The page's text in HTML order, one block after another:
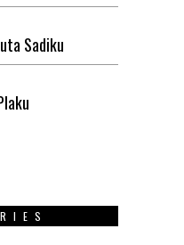
Sadiku